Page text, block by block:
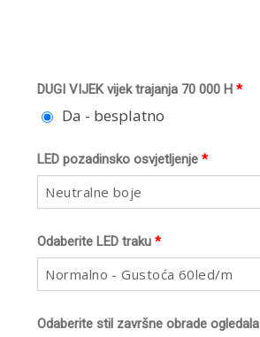
*
DUGI VIJEK vijek trajanja 70 000 H
Da - besplatno
*
LED pozadinsko osvjetljenje
Neutralne boje
*
Odaberite LED traku
Normalno - Gustoća 60led/m
Odaberite stil završne obrade ogledala